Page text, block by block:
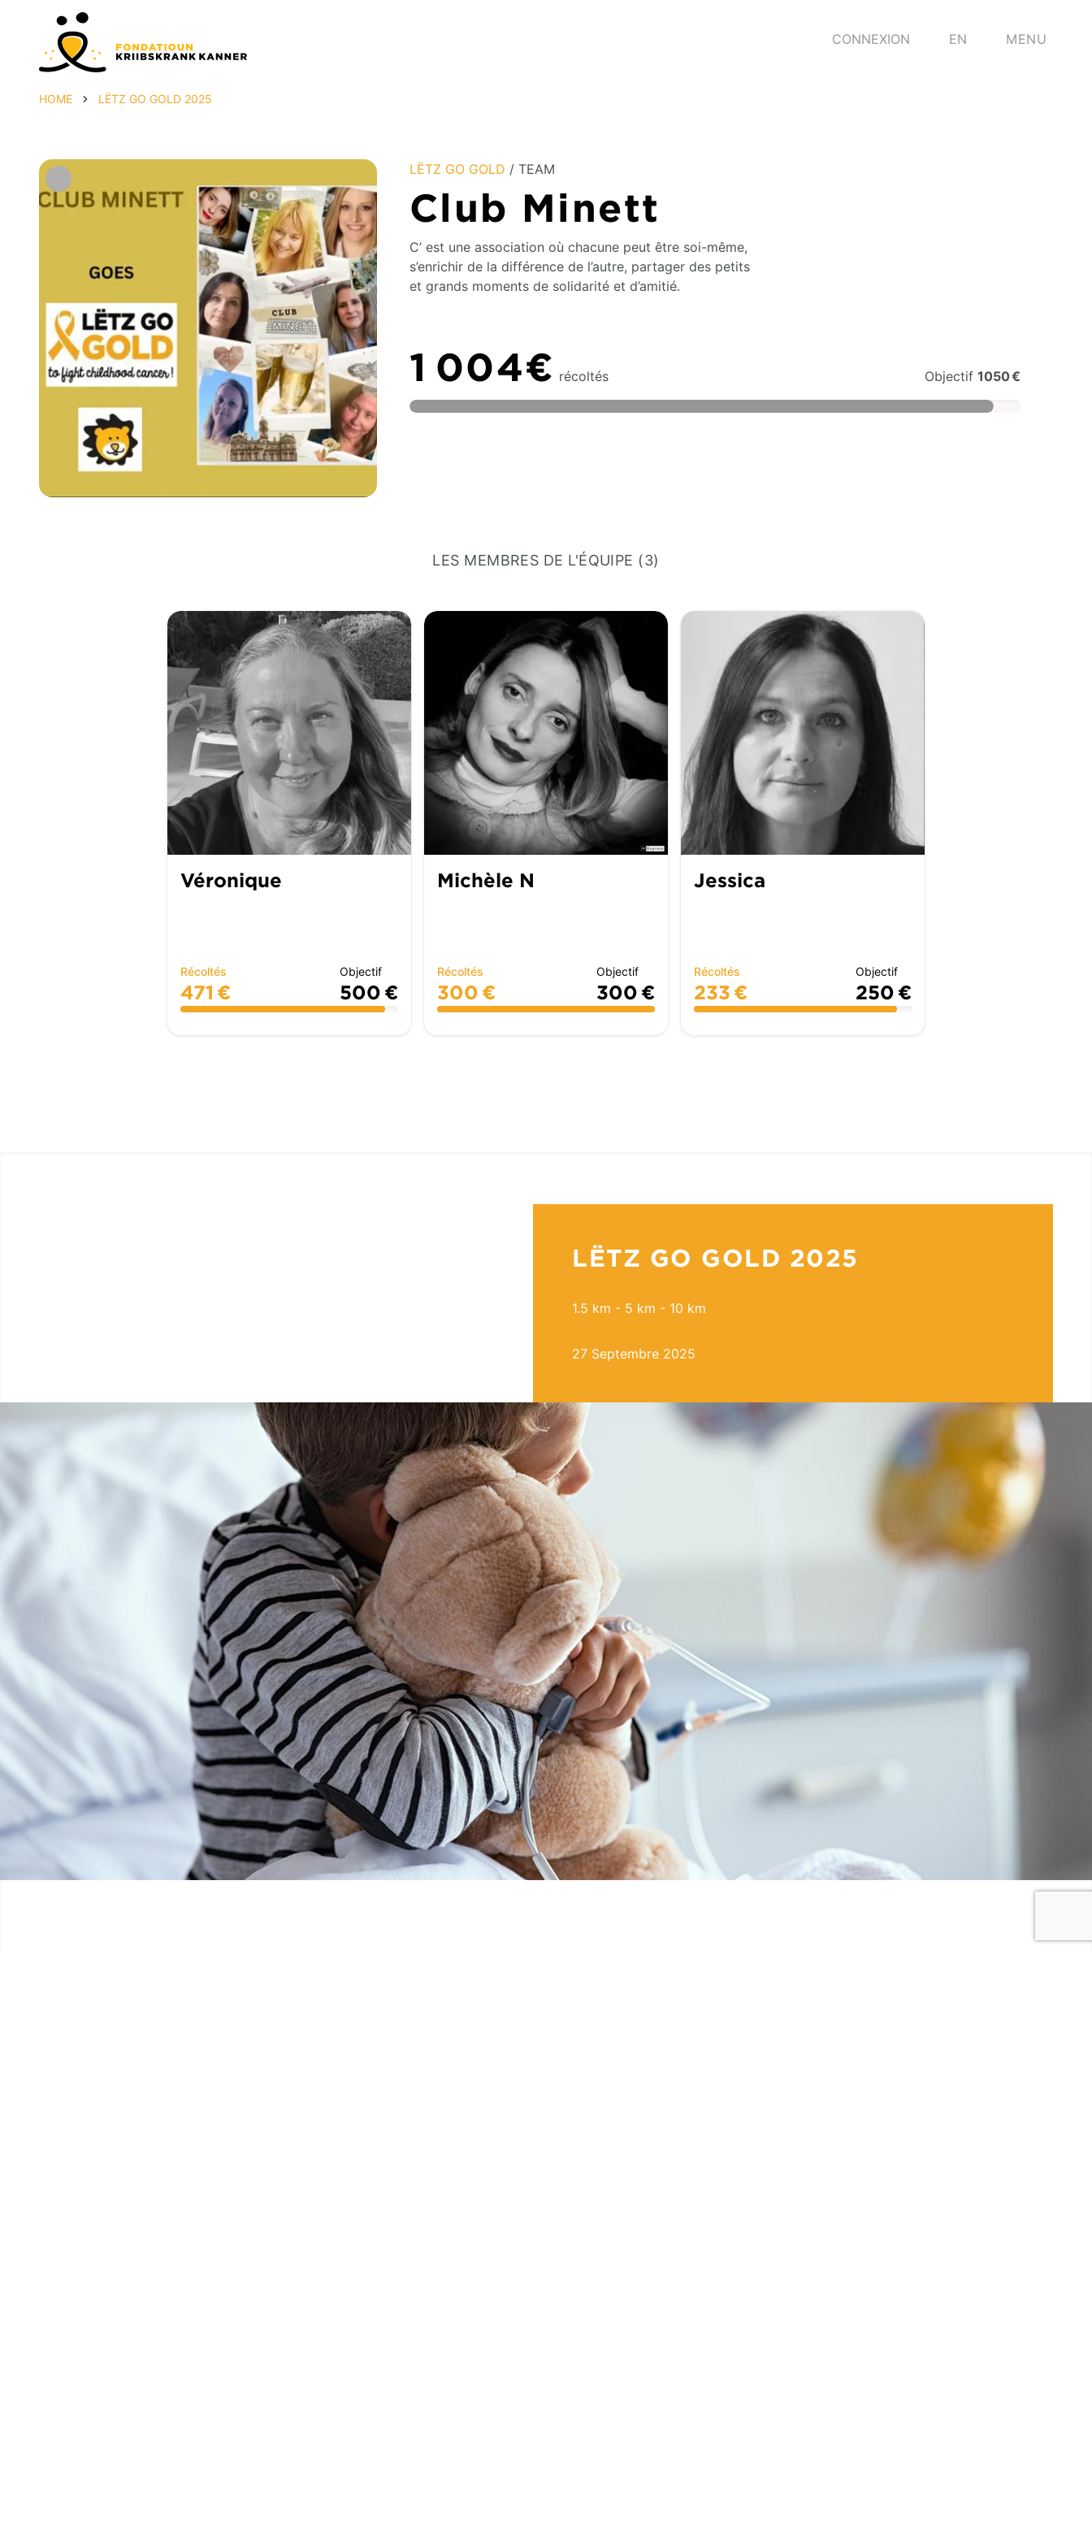
CONNEXION EN MENU
HOME LËTZ GO GOLD 2025
LËTZ GO GOLD / TEAM
Club Minett
C’ est une association où chacune peut être soi-même,
s’enrichir de la différence de l’autre, partager des petits
et grands moments de solidarité et d’amitié.
1 004€ récoltés Objectif 1050 €
LES MEMBRES DE L'ÉQUIPE (3)
Véronique
Récoltés
471 €
Objectif
500 €
Michèle N
Récoltés
300 €
Objectif
300 €
Jessica
Récoltés
233 €
Objectif
250 €
LËTZ GO GOLD 2025
1.5 km - 5 km - 10 km
27 Septembre 2025